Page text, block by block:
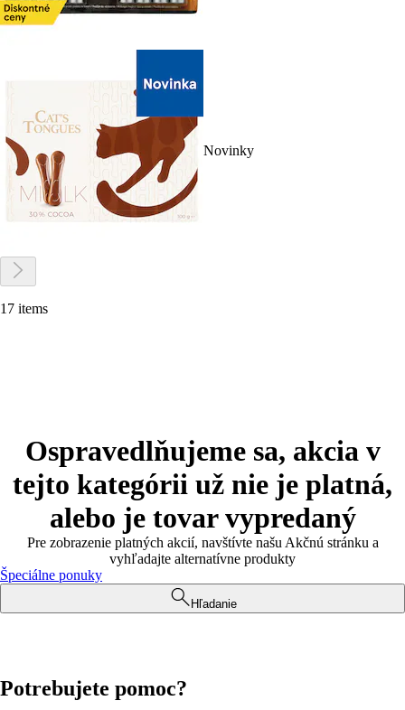
Novinky
17 items
Ospravedlňujeme sa, akcia v
tejto kategórii už nie je platná,
alebo je tovar vypredaný
Pre zobrazenie platných akcií, navštívte našu Akčnú stránku a
vyhľadajte alternatívne produkty
Špeciálne ponuky
Hľadanie
Potrebujete pomoc?